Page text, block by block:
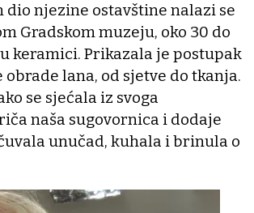
dio njezine ostavštine nalazi se
Gradskom muzeju, oko 30 do
keramici. Prikazala je postupak
lana, od sjetve do tkanja.
se sjećala iz svoga
naša sugovornica i dodaje
unučad, kuhala i brinula o